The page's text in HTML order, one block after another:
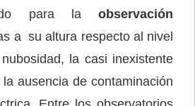
para la observación
a su altura respecto al nivel
la casi inexistente
ausencia de contaminación